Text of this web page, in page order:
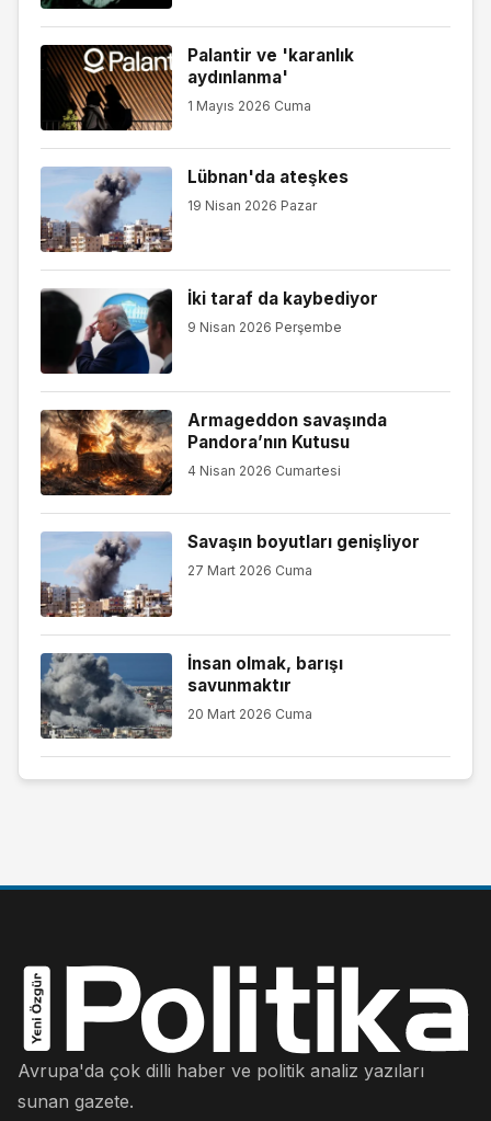
Palantir ve 'karanlık
aydınlanma'
1 Mayıs 2026 Cuma
Lübnan'da ateşkes
19 Nisan 2026 Pazar
İki taraf da kaybediyor
9 Nisan 2026 Perşembe
Armageddon savaşında
Pandora’nın Kutusu
4 Nisan 2026 Cumartesi
Savaşın boyutları genişliyor
27 Mart 2026 Cuma
İnsan olmak, barışı
savunmaktır
20 Mart 2026 Cuma
Avrupa'da çok dilli haber ve politik analiz yazıları
sunan gazete.